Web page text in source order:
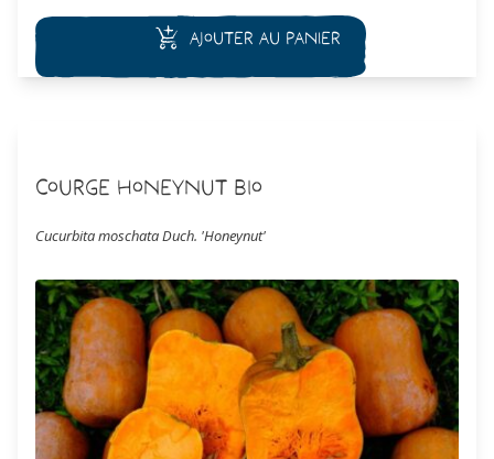
Ajouter au panier
Courge Honeynut Bio
Cucurbita moschata Duch. 'Honeynut'